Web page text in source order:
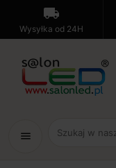
local_shipping
Wysyłka od 24H
menu